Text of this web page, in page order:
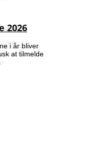
2026
i år bliver
at tilmelde